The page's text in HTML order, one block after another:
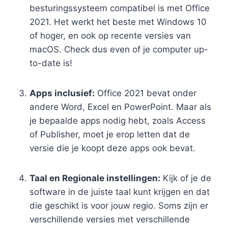
besturingssysteem compatibel is met Office
2021. Het werkt het beste met Windows 10
of hoger, en ook op recente versies van
macOS. Check dus even of je computer up-
to-date is!
Apps inclusief: Office 2021 bevat onder
andere Word, Excel en PowerPoint. Maar als
je bepaalde apps nodig hebt, zoals Access
of Publisher, moet je erop letten dat de
versie die je koopt deze apps ook bevat.
Taal en Regionale instellingen: Kijk of je de
software in de juiste taal kunt krijgen en dat
die geschikt is voor jouw regio. Soms zijn er
verschillende versies met verschillende